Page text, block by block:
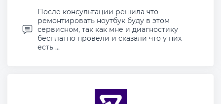
После консультации решила что
ремонтировать ноутбук буду в этом
сервисном, так как мне и диагностику
бесплатно провели и сказали что у них
есть ...